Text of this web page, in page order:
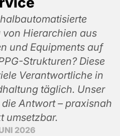
Hierarchien aus
und Equipments auf
Strukturen? Diese
Verantwortliche in
täglich. Unser
Antwort – praxisnah
umsetzbar.
2026